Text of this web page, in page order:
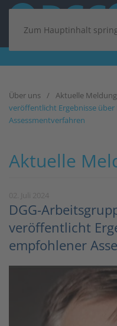
Zum Hauptinhalt
Über uns Aktuelle
veröffentlicht Ergebnisse
Assessmentverfahren
Aktuelle
DGG-
veröffentlicht
empfohlener